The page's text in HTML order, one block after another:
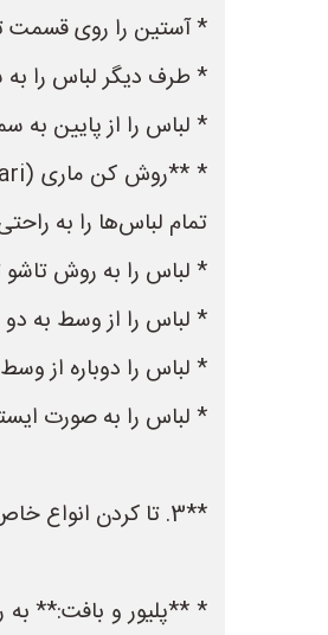
* آستین را روی قسمت
* طرف دیگر لباس را به
* لباس را از پایین به
تمام لباس‌ها را به
* لباس را به روش تاشو
* لباس را از وسط به دو
* لباس را دوباره از
* لباس را به صورت
**3. تا کردن انواع خاص لباس‌های زمستانی:**
* **پلیور و بافت:** به